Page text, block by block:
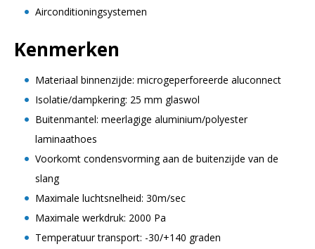
Airconditioningsystemen
Kenmerken
Materiaal binnenzijde: microgeperforeerde aluconnect
Isolatie/dampkering: 25 mm glaswol
Buitenmantel: meerlagige aluminium/polyester
laminaathoes
Voorkomt condensvorming aan de buitenzijde van de
slang
Maximale luchtsnelheid: 30m/sec
Maximale werkdruk: 2000 Pa
Temperatuur transport: -30/+140 graden